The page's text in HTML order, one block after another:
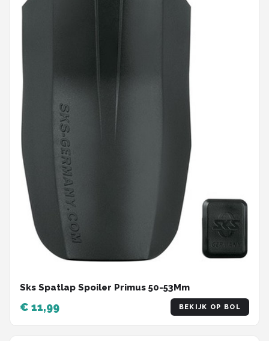
Sks Spatlap Spoiler Primus 50-53Mm
€ 11,99 BEKIJK OP BOL